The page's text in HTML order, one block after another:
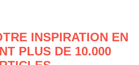
INSPIRATION EN
PLUS DE 10.000